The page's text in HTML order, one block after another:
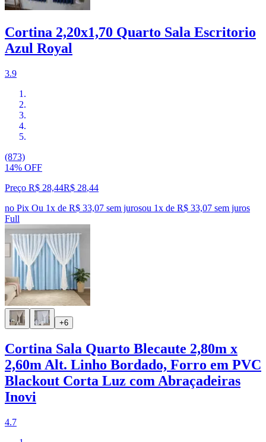
Cortina 2,20x1,70 Quarto Sala Escritorio
Azul Royal
3.9
(873)
14% OFF
Preço R$ 28,44R$ 28,44
no Pix Ou 1x de R$ 33,07 sem jurosou 1x de R$ 33,07 sem juros
Full
+6
Cortina Sala Quarto Blecaute 2,80m x
2,60m Alt. Linho Bordado, Forro em PVC
Blackout Corta Luz com Abraçadeiras
Inovi
4.7